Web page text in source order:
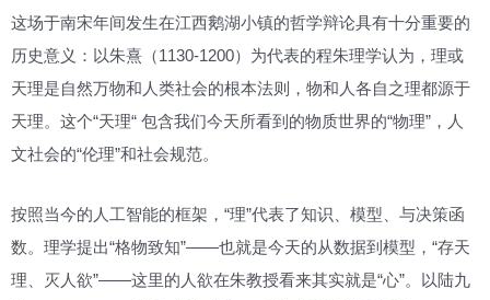
这场于南宋年间发生在江西鹅湖小镇的哲学辩论具有十分重要的
历史意义：以朱熹（1130-1200）为代表的程朱理学认为，理或
天理是自然万物和人类社会的根本法则，物和人各自之理都源于
天理。这个“天理“ 包含我们今天所看到的物质世界的“物理”，人
文社会的“伦理”和社会规范。
按照当今的人工智能的框架，“理”代表了知识、模型、与决策函
数。理学提出“格物致知”——也就是今天的从数据到模型，“存天
理、灭人欲”——这里的人欲在朱教授看来其实就是“心”。以陆九